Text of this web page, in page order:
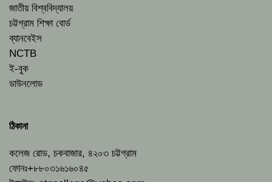
জাতীয় বিশ্ববিদ্যালয়
চট্টগ্রাম শিক্ষা বোর্ড
ব্যানবেইস
NCTB
ই-বুক
ডাউনলোড
ঠিকানা
কলেজ রোড, চকবাজার, ৪২০৩ চট্টগ্রাম
ফোনঃ+৮৮০৩১৬১৬০৪৫